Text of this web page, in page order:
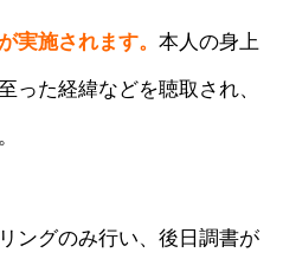
実施されます。 本人の身上
った経緯などを聴取され、
ングのみ行い、後日調書が